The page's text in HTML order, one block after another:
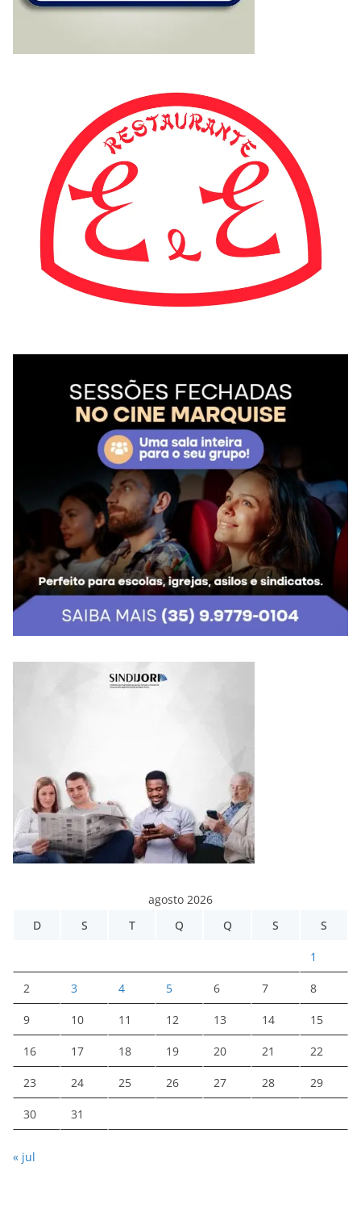
agosto 2026
D
S T Q Q S S
1
2 3 4 5 6 7 8
9 10 11 12 13 14 15
16 17 18 19 20 21 22
23 24 25 26 27 28 29
30 31
« jul